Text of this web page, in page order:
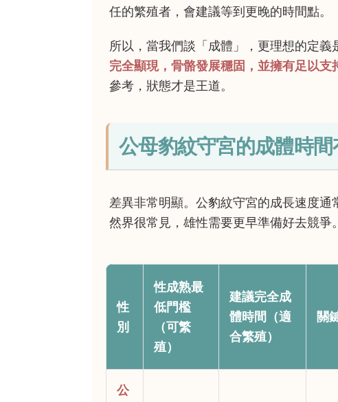
任的繁殖者，會建議等到更晚的時間點。
所以，當我們談「成體」，更理想的定義
完全顯現，骨骼發展穩固，並擁有足以支
參考，狀態才是王道。
公母豹紋守宮的成體時間
差異非常明顯。公豹紋守宮的成長速度
然界很常見，雄性需要更早準備好去競爭。
性
別
性成熟最
低門檻
（可繁
殖）
建議完全成
體時間（適
合繁殖）
關
公